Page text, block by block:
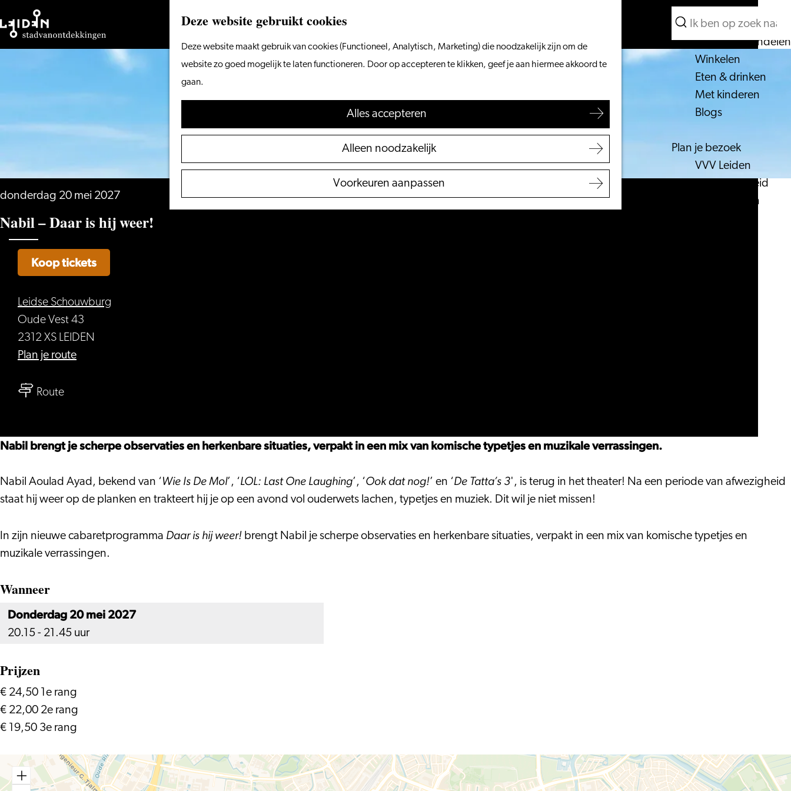
Deze website gebruikt cookies
Deze website maakt gebruik van cookies (Functioneel, Analytisch, Marketing) die noodzakelijk zijn om de
website zo goed mogelijk te laten functioneren. Door op accepteren te klikken, geef je aan hiermee akkoord te
gaan.
Alles accepteren
Alleen noodzakelijk
Voorkeuren aanpassen
Ga
Menu
Zoeken
Wat te doen
Vanaf het water
Fietsen & wandelen
Winkelen
Eten & drinken
Met kinderen
Blogs
Plan je bezoek
VVV Leiden
Bereikbaarheid
Overnachten
Zoeken
donderdag 20 mei 2027
Nabil – Daar is hij weer!
Leidse Schouwburg
Oude Vest 43
2312 XS LEIDEN
Plan je routenaar
hij
Routenaar
Daar
hij
weer!
Koop tickets
Nabil brengt je scherpe observaties en herkenbare situaties, verpakt in een mix van komische typetjes en muzikale verrassingen.
Nabil Aoulad Ayad, bekend van ‘ Wie Is De Mol’, ‘LOL: Last One Laughing’, ‘Ook dat nog!’ en ‘De Tatta’s 3', is terug in het theater! Na een periode van afwezigheid
staat hij weer op de planken en trakteert hij je op een avond vol ouderwets lachen, typetjes en muziek. Dit wil je niet missen!
In zijn nieuwe cabaretprogramma Daar is hij weer! brengt Nabil je scherpe observaties en herkenbare situaties, verpakt in een mix van komische typetjes en
muzikale verrassingen.
Wanneer
Donderdag 20 mei 2027
20.15 - 21.45 uur
Prijzen
€ 24,50 1e rang
€ 22,00 2e rang
€ 19,50 3e rang